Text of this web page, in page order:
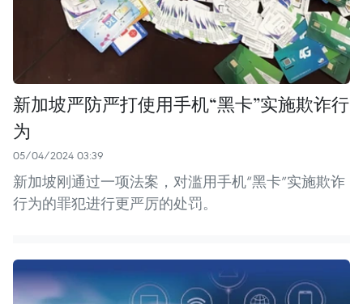
新加坡严防严打使用手机“黑卡”实施欺诈行
为
05/04/2024 03:39
新加坡刚通过一项法案，对滥用手机“黑卡”实施欺诈
行为的罪犯进行更严厉的处罚。